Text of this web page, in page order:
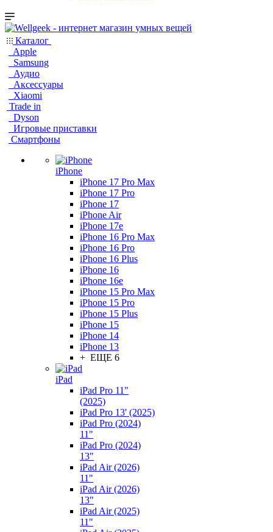
Каталог
Apple
Samsung
Аудио
Аксессуары
Xiaomi
Trade in
Dyson
Игровые приставки
Смартфоны
iPhone
iPhone 17 Pro Max
iPhone 17 Pro
iPhone 17
iPhone Air
iPhone 17e
iPhone 16 Pro Max
iPhone 16 Pro
iPhone 16 Plus
iPhone 16
iPhone 16e
iPhone 15 Pro Max
iPhone 15 Pro
iPhone 15 Plus
iPhone 15
iPhone 14
iPhone 13
+ ЕЩЕ 6
iPad
iPad Pro 11"
(2025)
iPad Pro 13' (2025)
iPad Pro (2024)
11"
iPad Pro (2024)
13"
iPad Air (2026)
11"
iPad Air (2026)
13"
iPad Air (2025)
11"